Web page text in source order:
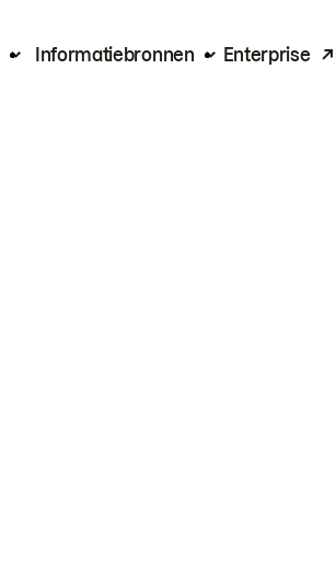
Informatiebronnen Enterprise